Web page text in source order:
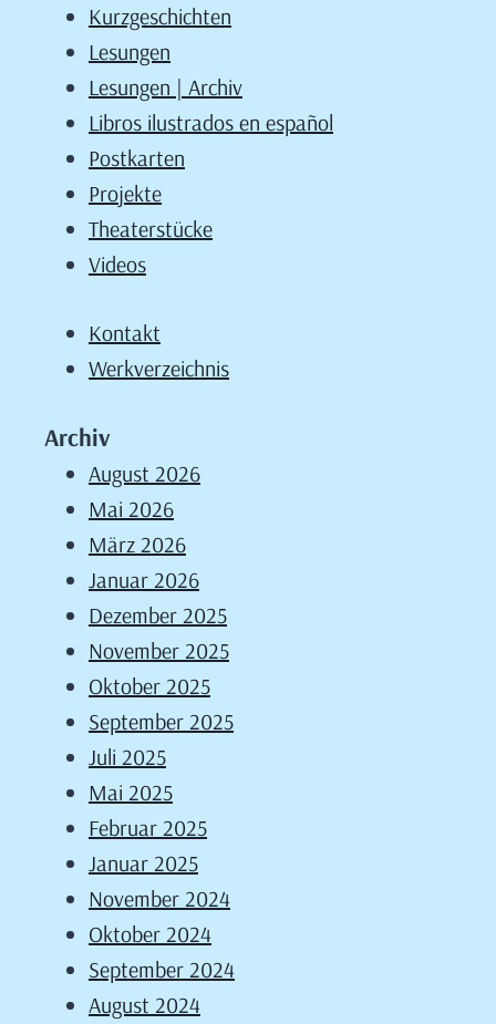
Kurzgeschichten
Lesungen
Lesungen | Archiv
Libros ilustrados en español
Postkarten
Projekte
Theaterstücke
Videos
Kontakt
Werkverzeichnis
Archiv
August 2026
Mai 2026
März 2026
Januar 2026
Dezember 2025
November 2025
Oktober 2025
September 2025
Juli 2025
Mai 2025
Februar 2025
Januar 2025
November 2024
Oktober 2024
September 2024
August 2024